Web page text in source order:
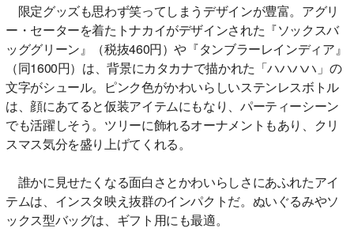
限定グッズも思わず笑ってしまうデザインが豊富。アグリ
ー・セーターを着たトナカイがデザインされた『ソックスバ
ッググリーン』（税抜460円）や『タンブラーレインディア』
（同1600円）は、背景にカタカナで描かれた「ハハハハ」の
文字がシュール。ピンク色がかわいらしいステンレスボトル
は、顔にあてると仮装アイテムにもなり、パーティーシーン
でも活躍しそう。ツリーに飾れるオーナメントもあり、クリ
スマス気分を盛り上げてくれる。
誰かに見せたくなる面白さとかわいらしさにあふれたアイ
テムは、インスタ映え抜群のインパクトだ。ぬいぐるみやソ
ックス型バッグは、ギフト用にも最適。